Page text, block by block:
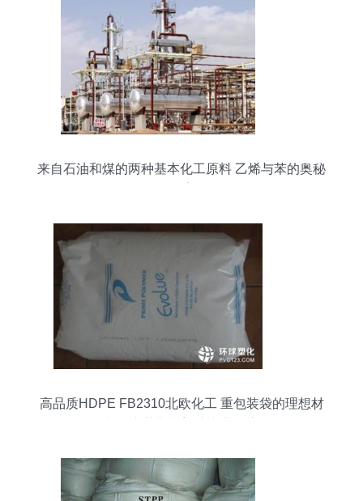
来自石油和煤的两种基本化工原料 乙烯与苯的奥秘
高品质HDPE FB2310北欧化工 重包装袋的理想材